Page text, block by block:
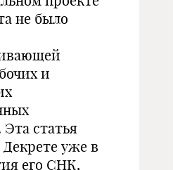
не было
и
статья
уже в
его СНК,